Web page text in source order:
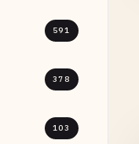
591
378
103